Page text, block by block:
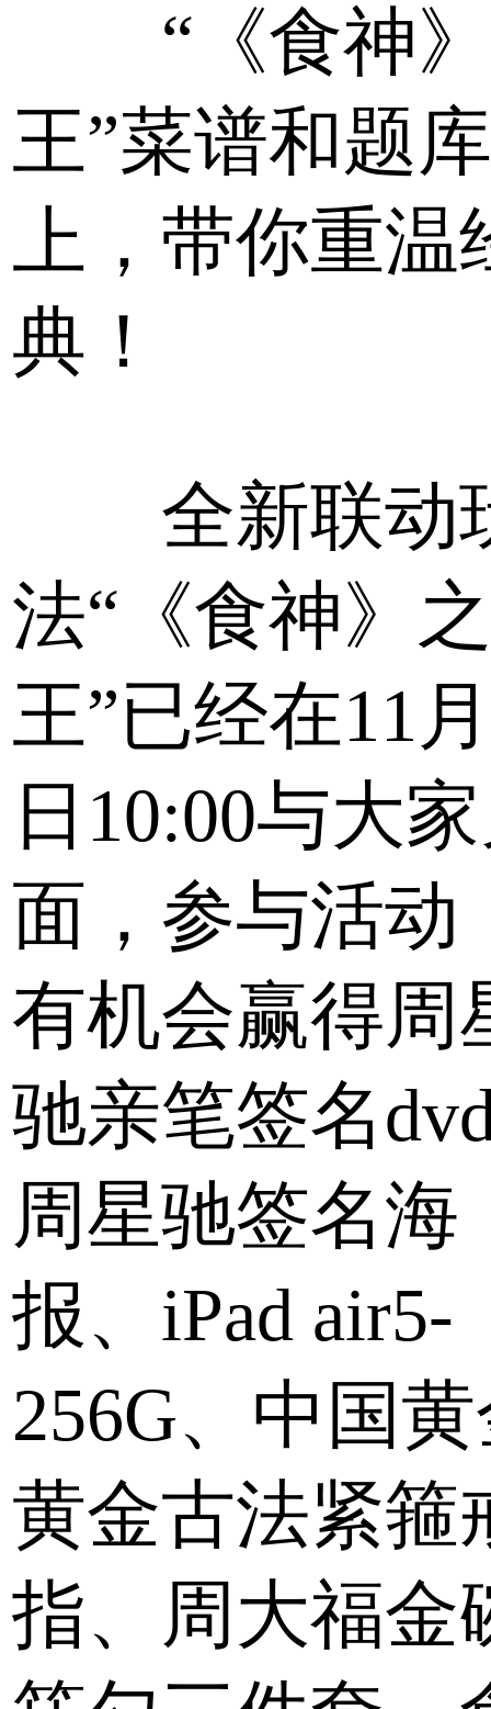
“《食神
王”菜谱和题
上，带你重温
典！
全新联动
法“《食神》之
王”已经在11
日10:00与大
面，参与活动
有机会赢得周
驰亲笔签名
周星驰签名海
报、iPad air5-
256G、中国
黄金古法紧箍
指、周大福金